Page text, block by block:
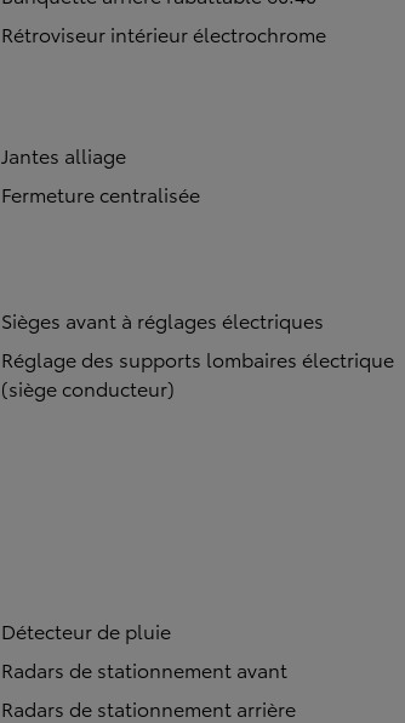
Rétroviseur intérieur électrochrome
Jantes alliage
Fermeture centralisée
Sièges avant à réglages électriques
Réglage des supports lombaires électrique
(siège conducteur)
Détecteur de pluie
Radars de stationnement avant
Radars de stationnement arrière